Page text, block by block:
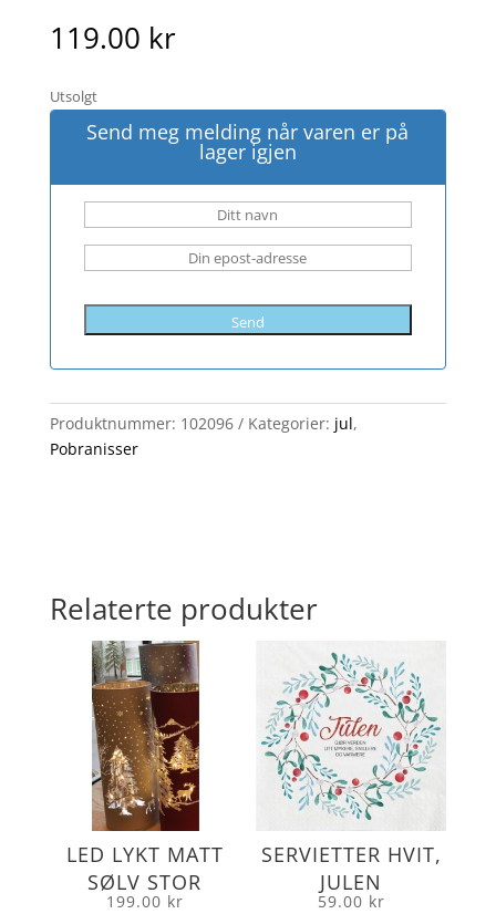
119.00 kr
Utsolgt
Send meg melding når varen er på
lager igjen
Send
Produktnummer: 102096 Kategorier: jul,
Pobranisser
Relaterte produkter
LED LYKT MATT
SØLV STOR
199.00 kr
SERVIETTER HVIT,
JULEN
59.00 kr